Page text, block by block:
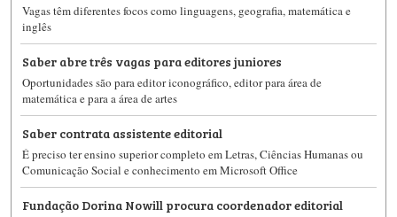
Vagas têm diferentes focos como linguagens, geografia, matemática e
inglês
Saber abre três vagas para editores juniores
Oportunidades são para editor iconográfico, editor para área de
matemática e para a área de artes
Saber contrata assistente editorial
É preciso ter ensino superior completo em Letras, Ciências Humanas ou
Comunicação Social e conhecimento em Microsoft Office
Fundação Dorina Nowill procura coordenador editorial